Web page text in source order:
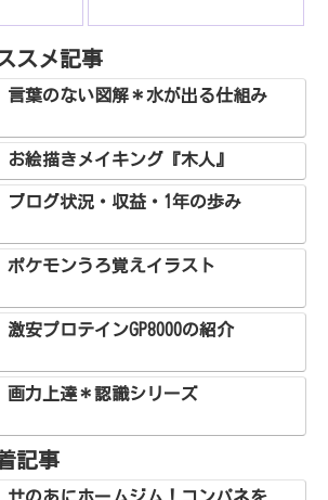
スメ記事
言葉のない図解＊水が出る仕組み
お絵描きメイキング『木人』
ブログ状況・収益・1年の歩み
ポケモンうろ覚えイラスト
激安プロテインGP8000の紹介
画力上達＊認識シリーズ
記事